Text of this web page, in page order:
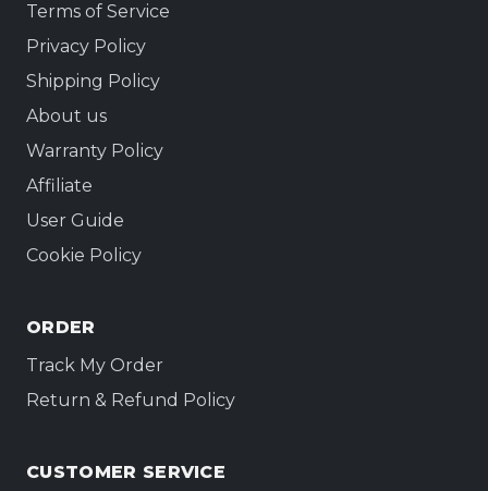
Terms of Service
Privacy Policy
Shipping Policy
About us
Warranty Policy
Affiliate
User Guide
Cookie Policy
ORDER
Track My Order
Return & Refund Policy
CUSTOMER SERVICE